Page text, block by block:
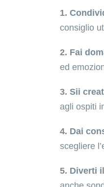
1.
consiglio
2. Fai
ed
3. Sii
agli ospiti
4. Dai
scegliere
5. Diverti